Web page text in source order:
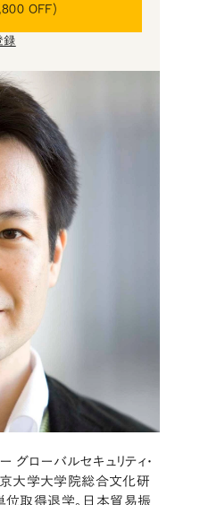
OFF)
録
ローバルセキュリティ・
大学大学院総合文化研
取得退学。日本貿易振